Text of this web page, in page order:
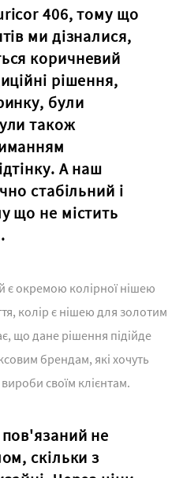
406, тому що
ми дізналися,
коричневий
рішення,
були
також
А наш
стабільний і
що не містить
є окремою колірної нішею
колір є нішею для золотим
що дане рішення підійде
брендам, які хочуть
своїм клієнтам.
не
скільки з